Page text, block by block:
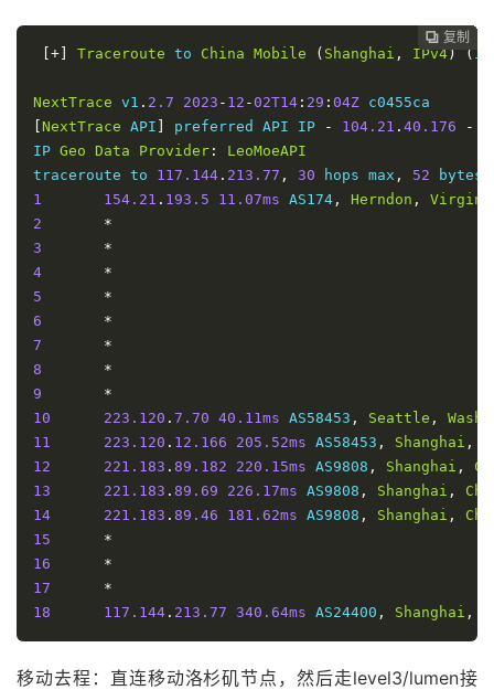
 复制
 复制
 复制
 复制
 复制
 复制
[+]
Traceroute to China Mobile ( Shanghai , IPv4 ) (
NextTrace v1 . 2.7 2023 - 12 -02T14 : 29 : 04Z
[NextTrace API ] preferred API IP - 104.21 . 40.176 -
IP Geo Data Provider :
LeoMoeAPI
traceroute to 117.144 . 213.77 , 30 hops max ,
52
1
154.21 . 193.5 11.07ms AS174 , Herndon ,
2
*
3
*
4
*
5
*
6
*
7
*
8
*
9
*
10
223.120 . 7.70 40.11ms AS58453 , Seattle ,
11
223.120 . 12.166 205.52ms AS58453 , Shanghai ,
12
221.183 . 89.182 220.15ms AS9808 , Shanghai ,
13
221.183 . 89.69 226.17ms AS9808 , Shanghai ,
14
221.183 . 89.46 181.62ms AS9808 , Shanghai ,
15
*
16
*
17
*
18
117.144 . 213.77 340.64ms AS24400 , Shanghai ,
移动去程：直连移动洛杉矶节点，然后走level3/lumen接